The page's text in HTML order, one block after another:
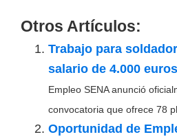
Otros Artículos:
Trabajo para
salario de 4.000 euros
Empleo SENA anunció
convocatoria que ofrece 78
Oportunidad de